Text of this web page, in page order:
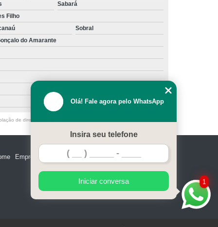
Sabará
Filho
Sobral
do Amarante
de direito autoral – artigo 184 do Código Penal –
Empresa Serviços Contato Mapa do site
1
Olá! Fale agora pelo WhatsApp
Insira seu telefone
Iniciar conversa